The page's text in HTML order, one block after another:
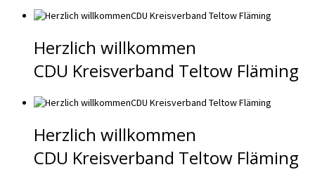
Herzlich willkommen
CDU Kreisverband Teltow Fläming
Herzlich willkommen
CDU Kreisverband Teltow Fläming